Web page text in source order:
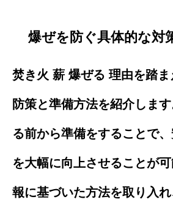
爆ぜを防ぐ具体的な対
焚き火 薪 爆ぜる 理由を踏
防策と準備方法を紹介しま
る前から準備をすることで
を大幅に向上させることが
報に基づいた方法を取り入